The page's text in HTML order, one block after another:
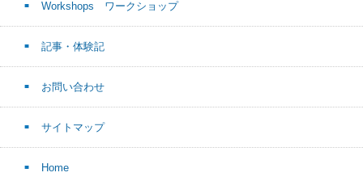
Workshops ワークショップ
記事・体験記
お問い合わせ
サイトマップ
Home